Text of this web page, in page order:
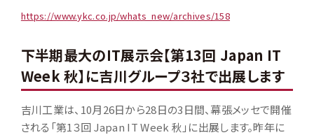
https://www.ykc.co.jp/whats_new/archives/158
下半期最大のIT展示会【第13回 Japan IT
Week 秋】に吉川グループ３社で出展します
吉川工業は、10月26日から28日の3日間、幕張メッセで開催
される「第1３回 Japan IT Week 秋」に出展します。昨年に